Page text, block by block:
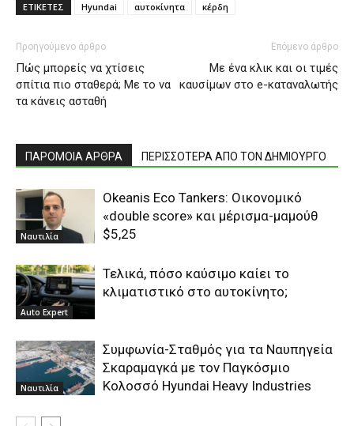
ΕΤΙΚΕΤΕΣ Hyundai αυτοκίνητα κέρδη
Προηγούμενο άρθρο
Πώς μπορείς να χτίσεις
σπίτια πιο σταθερά; Με το να
τα κάνεις ασταθή
Επόμενο άρθρο
Με ένα κλικ και οι τιμές
καυσίμων στο e-καταναλωτής
ΠΑΡΟΜΟΙΑ ΑΡΘΡΑ ΠΕΡΙΣΣΟΤΕΡΑ ΑΠΟ ΤΟΝ ΔΗΜΙΟΥΡΓΟ
Ναυτιλία
Okeanis Eco Tankers: Οικονομικό
«double score» και μέρισμα-μαμούθ
$5,25
Auto Expert
Τελικά, πόσo καύσιμo καίει το
κλιματιστικό στο αυτοκίνητο;
Ναυτιλία
Συμφωνία-Σταθμός για τα Ναυπηγεία
Σκαραμαγκά με τον Παγκόσμιο
Κολοσσό Hyundai Heavy Industries